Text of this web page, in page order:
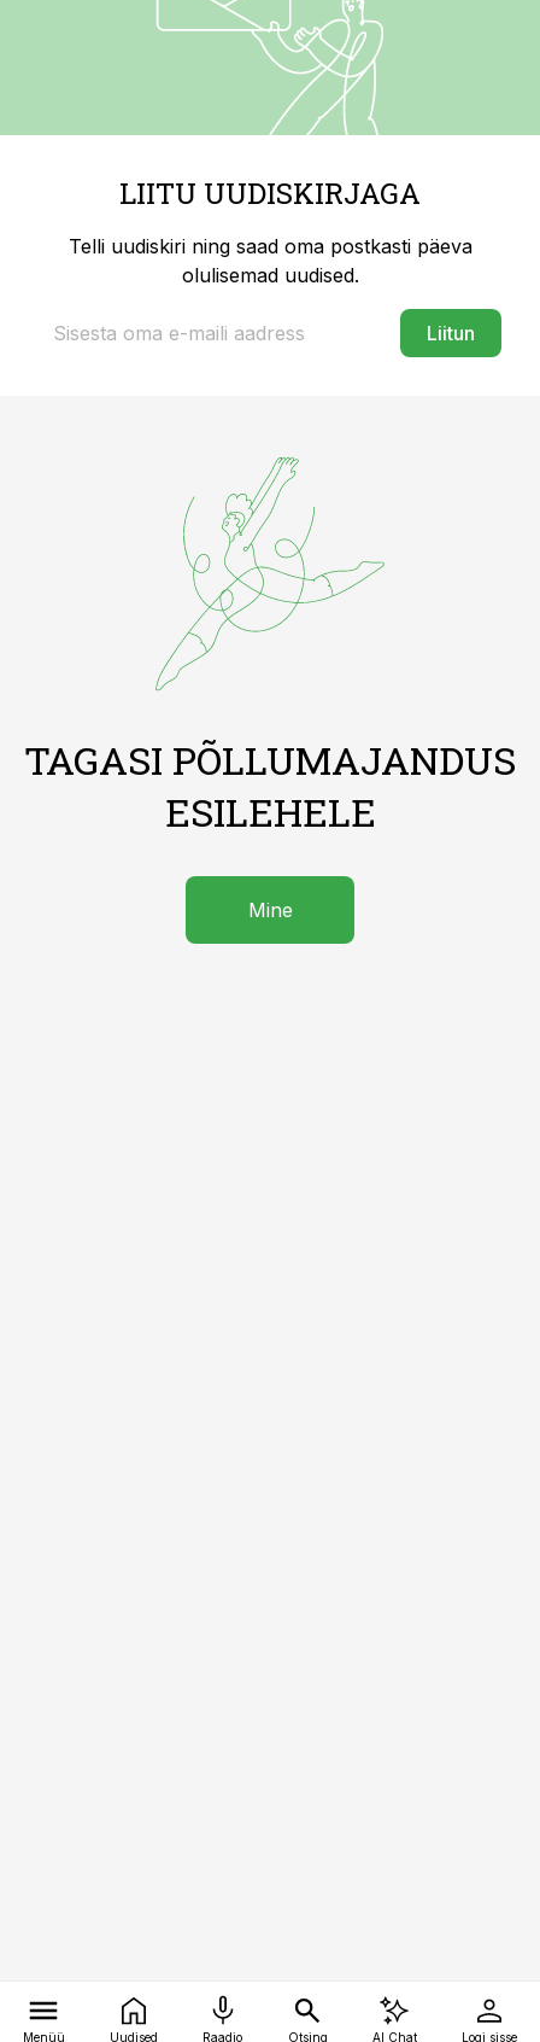
LIITU UUDISKIRJAGA
Telli uudiskiri ning saad oma postkasti päeva
olulisemad uudised.
Liitun
TAGASI PÕLLUMAJANDUS
ESILEHELE
Mine
Menüü Uudised Raadio Otsing AI Chat Logi sisse